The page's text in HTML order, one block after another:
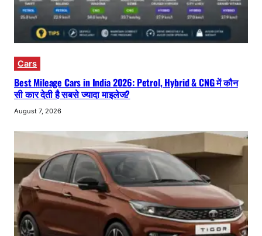
Cars
Best Mileage Cars in India 2026: Petrol, Hybrid & CNG में कौन
सी कार देती है सबसे ज्यादा माइलेज?
August 7, 2026